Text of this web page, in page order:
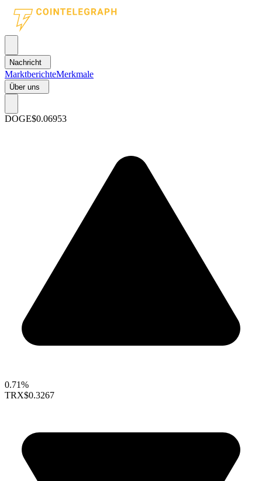
Nachricht
MarktberichteMerkmale
Über uns
DOGE$0.06953
0.71%
TRX$0.3267